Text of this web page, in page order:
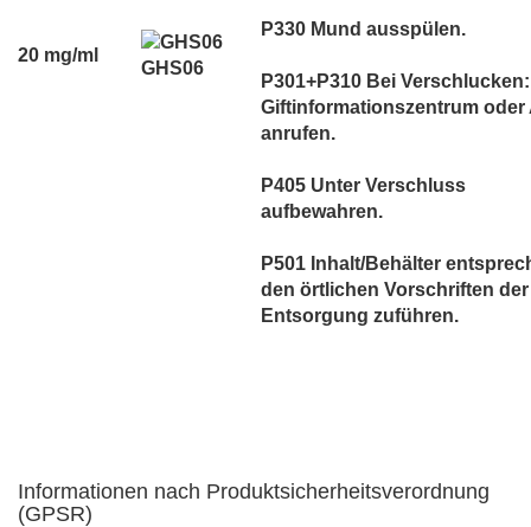
20 mg/ml
GHS06
P330 Mund ausspülen.
P301+P310 Bei
Giftinformationszentrum oder
anrufen.
P405 Unter Verschluss
aufbewahren.
P501 Inhalt/Behälter
den örtlichen Vorschriften der
Entsorgung zuführen.
Informationen nach Produktsicherheitsverordnung
(GPSR)